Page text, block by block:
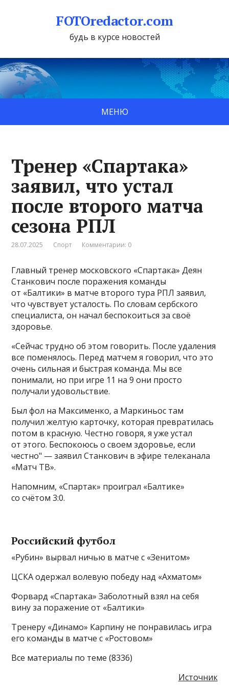
FOTOredactor.com
будь в курсе новостей
МЕНЮ
Тренер «Спартака»
заявил, что устал
после второго матча
сезона РПЛ
28.07.2025 Спорт Комментарии: 0
Главный тренер московского «Спартака» Деян
Станкович после поражения команды
от «Балтики» в матче второго тура РПЛ заявил,
что чувствует усталость. По словам сербского
специалиста, он начал беспокоиться за своё
здоровье.
«Сейчас трудно об этом говорить. После удаления
все поменялось. Перед матчем я говорил, что это
очень сильная и быстрая команда. Мы все
понимали, но при игре 11 на 9 они просто
получали удовольствие.
Был фол на Максименко, а Маркиньос там
получил желтую карточку, которая превратилась
потом в красную. Честно говоря, я уже устал
от этого. Беспокоюсь о своем здоровье, если
честно" — заявил Станкович в эфире телеканала
«Матч ТВ».
Напомним, «Спартак» проиграл «Балтике»
со счётом 3:0.
Российский футбол
«Рубин» вырвал ничью в матче с «Зенитом»
ЦСКА одержал волевую победу над «Ахматом»
Форвард «Спартака» Заболотный взял на себя
вину за поражение от «Балтики»
Тренеру «Динамо» Карпину не понравилась игра
его команды в матче с «Ростовом»
Все материалы по теме (8336)
Источник